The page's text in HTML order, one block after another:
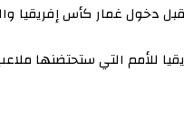
والتي جمعته يومه الخميس
التي ستحتضنها ملاعب كوت